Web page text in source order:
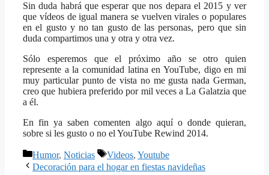
Sin duda habrá que esperar que nos depara el 2015 y ver
que vídeos de igual manera se vuelven virales o populares
en el gusto y no tan gusto de las personas, pero que sin
duda compartimos una y otra y otra vez.
Sólo esperemos que el próximo año se otro quien
represente a la comunidad latina en YouTube, digo en mi
muy particular punto de vista no me gusta nada German,
creo que hubiera preferido por mil veces a La Galatzia que
a él.
En fin ya saben comenten algo aquí o donde quieran,
sobre si les gusto o no el YouTube Rewind 2014.
Categorías
Humor, Noticias Etiquetas
Videos, Youtube
Decoración para el hogar en fiestas navideñas